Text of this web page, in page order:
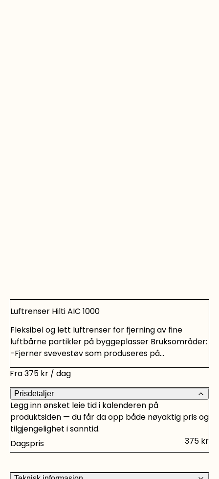
Luftrenser Hilti AIC 1000
Fleksibel og lett luftrenser for fjerning av fine
luftbårne partikler på byggeplasser Bruksområder:
-Fjerner svevestøv som produseres på
byggeplasser, for eksempel ved sliping,
overflatesliping, riving og kapping -Skaper
undertrykksområder som bidrar til å holde støvet
innenfor en viss isolasjonssone -Egnet for fine
støvpartikler, for eksempel fra farlige
byggematerialer som tar lang tid å sette seg
(inkludert kvartsstøv) -Ideell for rom opptil 13 m2
(maks romhøyde 3m) Egenskaper: -Ultimate
inkludert store hjul og teleskophåndtak, er dette en
Fra375 kr / dag
Prisdetaljer
Legg inn ønsket leie tid i kalenderen på
produktsiden — du får da opp både nøyaktig pris og
tilgjengelighet i sanntid.
Dagspris
375 kr